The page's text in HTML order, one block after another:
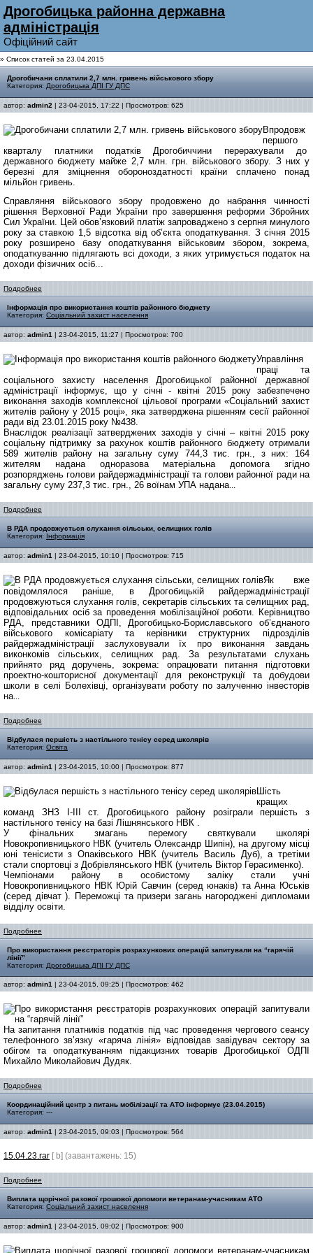
Дрогобицька районна державна
адмiнiстрацiя
Офiцiйний сайт
» Список статей за 23.04.2015
Дрогобичани сплатили 2,7 млн. гривень військового збору
Категория: Дрогобицька ДПІ ГУ ДПС
автор: admin2 | 23-04-2015, 17:22 | Просмотров: 625
Впродовж
першого
кварталу платники податків Дрогобиччини перерахували до
державного бюджету майже 2,7 млн. грн. військового збору. З них у
березні для зміцнення обороноздатності країни сплачено понад
мільйон гривень.
Справляння військового збору продовжено до набрання чинності
рішення Верховної Ради України про завершення реформи Збройних
Сил України. Цей обов’язковий платіж запроваджено з серпня минулого
року за ставкою 1,5 відсотка від об’єкта оподаткування. З січня 2015
року розширено базу оподаткування військовим збором, зокрема,
оподаткуванню підлягають всі доходи, з яких утримується податок на
доходи фізичних осіб...
Подробнее
Інформація про використання коштів районного бюджету
Категория: Соціальний захист населення
автор: admin1 | 23-04-2015, 11:27 | Просмотров: 700
Управління
праці та
соціального захисту населення Дрогобицької районної державної
адміністрації інформує, що у січні - квітні 2015 року забезпечено
виконання заходів комплексної цільової програми «Соціальний захист
жителів району у 2015 році», яка затверджена рішенням сесії районної
ради від 23.01.2015 року №438.
Внаслідок реалізації затверджених заходів у січні – квітні 2015 року
соціальну підтримку за рахунок коштів районного бюджету отримали
589 жителів району на загальну суму 744,3 тис. грн., з них: 164
жителям надана одноразова матеріальна допомога згідно
розпоряджень голови райдержадміністрації та голови районної ради на
загальну суму 237,3 тис. грн., 26 воїнам УПА надана...
Подробнее
В РДА продовжується слухання сільськи, селищних голів
Категория: Інформація
автор: admin1 | 23-04-2015, 10:10 | Просмотров: 715
Як вже
повідомлялося раніше, в Дрогобицькій райдержадміністрації
продовжуються слухання голів, секретарів сільських та селищних рад,
відповідальних осіб за проведення мобілізаційної роботи. Керівництво
РДА,
представники ОДПІ, Дрогобицько-Бориславського об’єднаного
військового комісаріату та керівники структурних підрозділів
райдержадміністрації заслуховували їх про виконання завдань
виконкомів сільських, селищних рад.За результатами слухань
прийнято ряд доручень, зокрема: опрацювати питання підготовки
проектно-кошторисної документації для реконструкції та добудови
школи в селі Болехівці, організувати роботу по залученню інвесторів
на...
Подробнее
Відбулася першість з настільного тенісу серед школярів
Категория: Освіта
автор: admin1 | 23-04-2015, 10:00 | Просмотров: 877
Шість
кращих
команд ЗНЗ І-ІІІ ст. Дрогобицького району розіграли першість з
настільного тенісу на базі Лішнянського НВК .
У фінальних змагань перемогу святкували школярі
Новокропивницького НВК (учитель Олександр Шипін), на другому місці
юні тенісисти з Опаківського НВК (учитель Василь Дуб), а третіми
стали спортовці з Добрівлянського НВК (учитель Віктор Герасименко).
Чемпіонами району в особистому заліку стали учні
Новокропивницького НВК Юрій Савчин (серед юнаків) та Анна Юськів
(серед дівчат ). Переможці та призери загань нагороджені дипломами
відділу освіти.
Подробнее
Про використання реєстраторів розрахункових операцій запитували на “гарячій
лінії”
Категория: Дрогобицька ДПІ ГУ ДПС
автор: admin1 | 23-04-2015, 09:25 | Просмотров: 462
На запитання платників податків під час проведення чергового сеансу
телефонного зв’язку «гаряча лінія» відповідав завідувач сектору за
обігом та оподаткуванням підакцизних товарів Дрогобицької ОДПІ
Михайло Миколайович Дудяк.
Подробнее
Координаційний центр з питань мобілізації та АТО інформує (23.04.2015)
Категория: ---
автор: admin1 | 23-04-2015, 09:03 | Просмотров: 564
15.04.23.rar [ b] (завантажень: 15)
Подробнее
Виплата щорічної разової грошової допомоги ветеранам-учасникам АТО
Категория: Соціальний захист населення
автор: admin1 | 23-04-2015, 09:02 | Просмотров: 900